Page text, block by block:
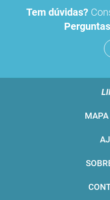
Tem dúvidas?
MAPA